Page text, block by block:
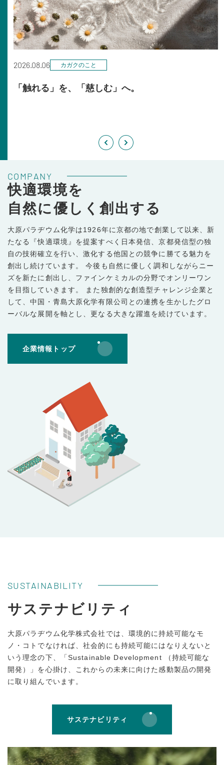
2026.08.06 カガクのこと
「触れる」を、「慈しむ」へ。
COMPANY
快適環境を
自然に優しく創出する
大原パラヂウム化学は1926年に京都の地で創業して以来、新
たなる『快適環境』を提案すべく日本発信、京都発信型の独
自の技術確立を行い、激化する他国との競争に勝てる魅力を
創出し続けています。 今後も自然に優しく調和しながらニー
ズを新たに創出し、ファインケミカルの分野でオンリーワン
を目指していきます。 また独創的な創造型チャレンジ企業と
して、中国・青島大原化学有限公司との連携を生かしたグロ
ーバルな展開を軸とし、更なる大きな躍進を続けています。
企業情報トップ
SUSTAINABILITY
サステナビリティ
大原パラヂウム化学株式会社では、環境的に持続可能なモ
ノ・コトでなければ、社会的にも持続可能にはなりえないと
いう理念の下、「Sustainable Development （持続可能な
開発）」を心掛け、これからの未来に向けた感動製品の開発
に取り組んでいます。
サステナビリティ